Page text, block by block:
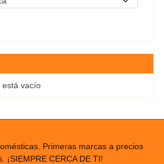
está vacío
Primeras marcas a precios
¡SIEMPRE CERCA DE TI!